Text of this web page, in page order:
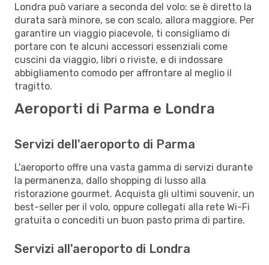
Londra può variare a seconda del volo: se è diretto la
durata sarà minore, se con scalo, allora maggiore. Per
garantire un viaggio piacevole, ti consigliamo di
portare con te alcuni accessori essenziali come
cuscini da viaggio, libri o riviste, e di indossare
abbigliamento comodo per affrontare al meglio il
tragitto.
Aeroporti di Parma e Londra
Servizi dell'aeroporto di Parma
L'aeroporto offre una vasta gamma di servizi durante
la permanenza, dallo shopping di lusso alla
ristorazione gourmet. Acquista gli ultimi souvenir, un
best-seller per il volo, oppure collegati alla rete Wi-Fi
gratuita o concediti un buon pasto prima di partire.
Servizi all'aeroporto di Londra